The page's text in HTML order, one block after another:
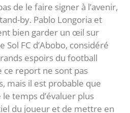
de le faire signer à l’avenir,
by. Pablo Longoria et
bien garder un œil sur
Sol FC d’Abobo, considéré
espoirs du football
ce report ne sont pas
mais il est probable que
temps d’évaluer plus
du joueur et de mettre en